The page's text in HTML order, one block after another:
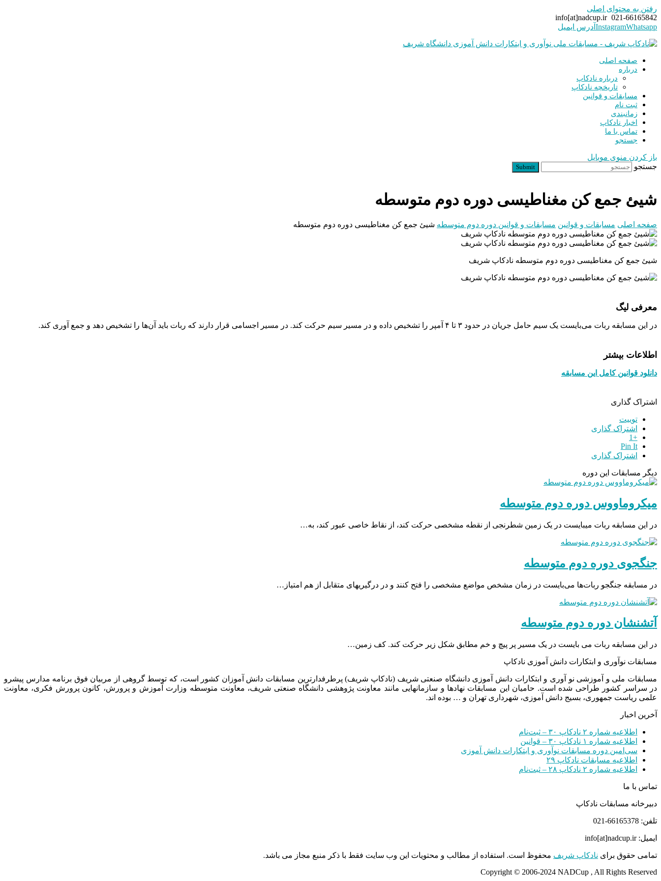
رفتن به محتوای اصلی
021-66165842
info[at]nadcup.ir
InstagramWhatsapp آدرس ایمیل
صفحه اصلی
درباره
درباره نادکاپ
تاریخچه نادکاپ
مسابقات و قوانین
ثبت نام
زمانبندی
اخبار نادکاپ
تماس با ما
جستجو
باز کردن منوی موبایل
جستجو
Submit
شیئ جمع کن مغناطیسی دوره دوم متوسطه
صفحه اصلی مسابقات و قوانین مسابقات و قوانین دوره دوم متوسطه شیئ جمع کن مغناطیسی دوره دوم متوسطه
شیئ جمع کن مغناطیسی دوره دوم متوسطه نادکاپ شریف
معرفی لیگ
در این مسابقه ربات می‌بایست یک سیم حامل جریان در حدود ۳ تا ۴ آمپر را تشخیص داده و در مسیر سیم حرکت کند. در مسیر اجسامی قرار دارند که ربات باید آن‌ها را تشخیص دهد و جمع آوری کند.
اطلاعات بیشتر
دانلود قوانین کامل این مسابقه
اشتراک گذاری
توییت
اشتراک گذاری
+1
Pin It
اشتراک گذاری
دیگر مسابقات این دوره
میکروماووس دوره دوم متوسطه
در این مسابقه ربات میبایست در یک زمین شطرنجی از نقطه مشخصی حرکت کند، از نقاط خاصی عبور کند، به…
جنگجوی دوره دوم متوسطه
در مسابقه جنگجو ربات‌ها می‌بایست در زمان مشخص مواضع مشخصی را فتح کنند و در درگیریهای متقابل از هم امتیاز…
آتشنشان دوره دوم متوسطه
در این مسابقه ربات می بایست در یک مسیر پر پیچ و خم مطابق شکل زیر حرکت کند. کف زمین…
مسابقات نوآوری و ابتکارات دانش آموزی نادکاپ
مسابقات ملی و آموزشی نو آوری و ابتکارات دانش آموزی دانشگاه صنعتی شریف (نادکاپ شریف) پرطرفدارترین مسابقات دانش آموزان کشور است، که توسط گروهی از مربیان فوق برنامه مدارس پیشرو
در سراسر کشور طراحی شده است. حامیان این مسابقات نهادها و سازمانهایی مانند معاونت پژوهشی دانشگاه صنعتی شریف، معاونت متوسطه وزارت آموزش و پرورش، کانون پرورش فکری، معاونت
علمی ریاست جمهوری، بسیج دانش آموزی، شهرداری تهران و … بوده اند.
آخرین اخبار
اطلاعیه شماره ۲ نادکاپ ۳۰ – ثبت‌نام
اطلاعیه شماره ۱ نادکاپ ۳۰ – قوانین
سی‌امین دوره مسابقات نوآوری و ابتکارات دانش آموزی
اطلاعیه مسابقات نادکاپ ۲۹
اطلاعیه شماره ۲ نادکاپ ۲۸ – ثبت‌نام
تماس با ما
دبیرخانه مسابقات نادکاپ
تلفن: 66165378-021
ایمیل: info[at]nadcup.ir
تمامی حقوق برای نادکاپ شریف محفوظ است. استفاده از مطالب و محتویات این وب سایت فقط با ذکر منبع مجاز می باشد.
Copyright © 2006-2024 NADCup , All Rights Reserved